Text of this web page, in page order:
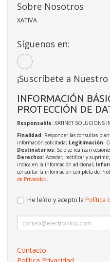
Sobre Nosotros
XATIVA
Síguenos en:
¡Suscríbete a
INFORMACIÓN
PROTECCIÓN DE
Responsable: XATINET SOLUCIONS
Finalidad: Responder las consultas
información solicitada; Legitimación:
Destinatarios: Solo se realizan
Derechos: Acceder, rectificar y
indica en la información adicional;
consultar la información completa de
de Privacidad.
He leído y acepto la Política
Contacto